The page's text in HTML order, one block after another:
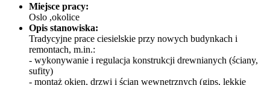
Miejsce pracy:
Oslo ,okolice
Opis stanowiska:
Tradycyjne prace ciesielskie przy nowych budynkach i
remontach, m.in.:
- wykonywanie i regulacja konstrukcji drewnianych (ściany,
sufity)
- montaż okien, drzwi i ścian wewnętrznych (gips, lekkie